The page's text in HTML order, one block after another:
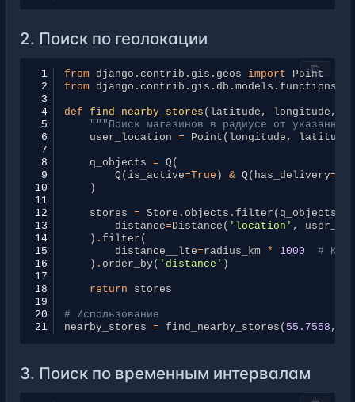
2. Поиск по геолокации
1 from django.contrib.gis.geos import
Point
2
from django.contrib.gis.db.models.functions
3
4
def find_nearby_stores ( latitude , longitude ,
5
"""Поиск магазинов в радиусе от
6
user_location = Point ( longitude , latitude
7
8
q_objects = Q (
9
Q ( is_active=True ) & Q ( has_delivery=
10
)
11
12
stores = Store . objects . filter ( q_objects
13
distance=Distance ( 'location' ,
14
) . filter (
15
distance__lte=radius_km * 1000
#
16
) . order_by( 'distance' )
17
18
return
stores
19
20
# Использование
21
nearby_stores = find_nearby_stores ( 55.7558 ,
3. Поиск по временным интервалам